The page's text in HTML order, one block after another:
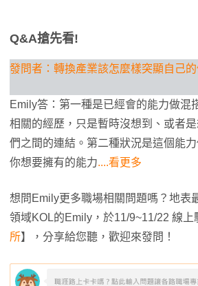
Q&A搶先看!
發問者：轉換產業該怎麼樣突顯自己的
Emily答：第一種是已經會的能力做混
相關的經歷，只是暫時沒想到、或者
們之間的連結。第二種狀況是這個能
你想要擁有的能力....看更多
想問Emily更多職場相關問題嗎？地表
領域KOL的Emily，於11/9~11/22 線上
所】，分享給您聽，歡迎來發問！